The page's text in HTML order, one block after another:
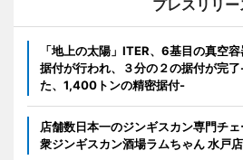
プレスリリー
「地上の太陽」ITER、6基目の真空
据付が行われ、３分の２の据付が完
た、1,400トンの精密据付-
店舗数日本一のジンギスカン専門チ
衆ジンギスカン酒場ラムちゃん 水戸